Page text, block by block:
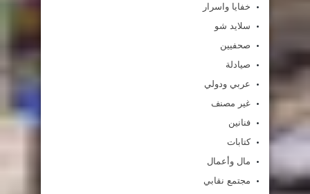
خفايا واسرار
سلايد شو
صحفيين
صيادلة
عربي ودولي
غير مصنف
فنانين
كتابات
مال وأعمال
مجتمع نقابي